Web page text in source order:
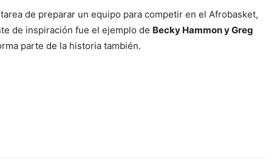
de preparar un equipo para competir en el Afrobasket,
de inspiración fue el ejemplo de Becky Hammon y Greg
parte de la historia también.